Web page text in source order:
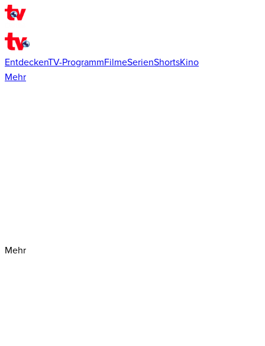
EntdeckenTV-ProgrammFilmeSerienShortsKino
Mehr
Mehr